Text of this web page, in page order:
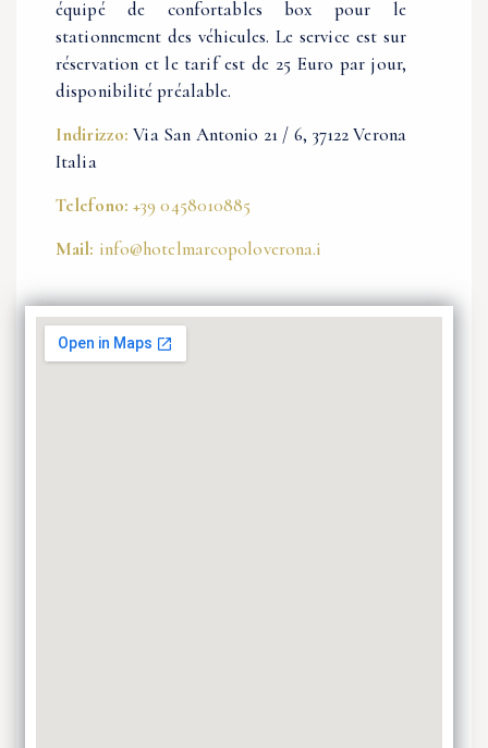
équipé de confortables box pour le
stationnement des véhicules. Le service est sur
réservation et le tarif est de 25 Euro par jour,
disponibilité préalable.
Indirizzo:Via San Antonio 21 / 6, 37122 Verona
Italia
Telefono: +39 0458010885
Mail: info@hotelmarcopoloverona.i